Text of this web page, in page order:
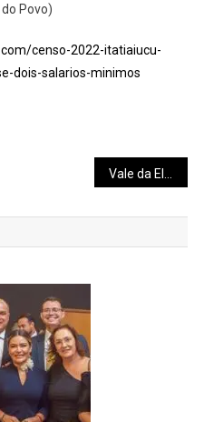
Povo)
censo-2022-itatiaiucu-
dois-salarios-minimos